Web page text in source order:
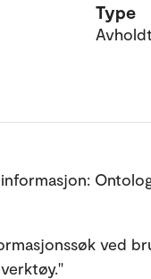
Type
ved